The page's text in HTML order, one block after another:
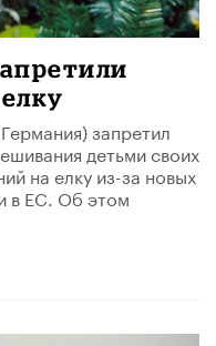
запретил
детьми своих
на елку из-за новых
в ЕС. Об этом